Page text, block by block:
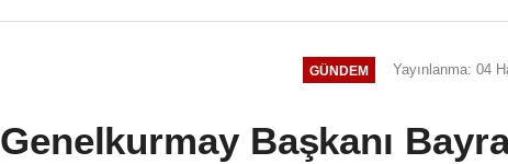
GÜNDEM Yayınlanma: 04
Genelkurmay Başkanı